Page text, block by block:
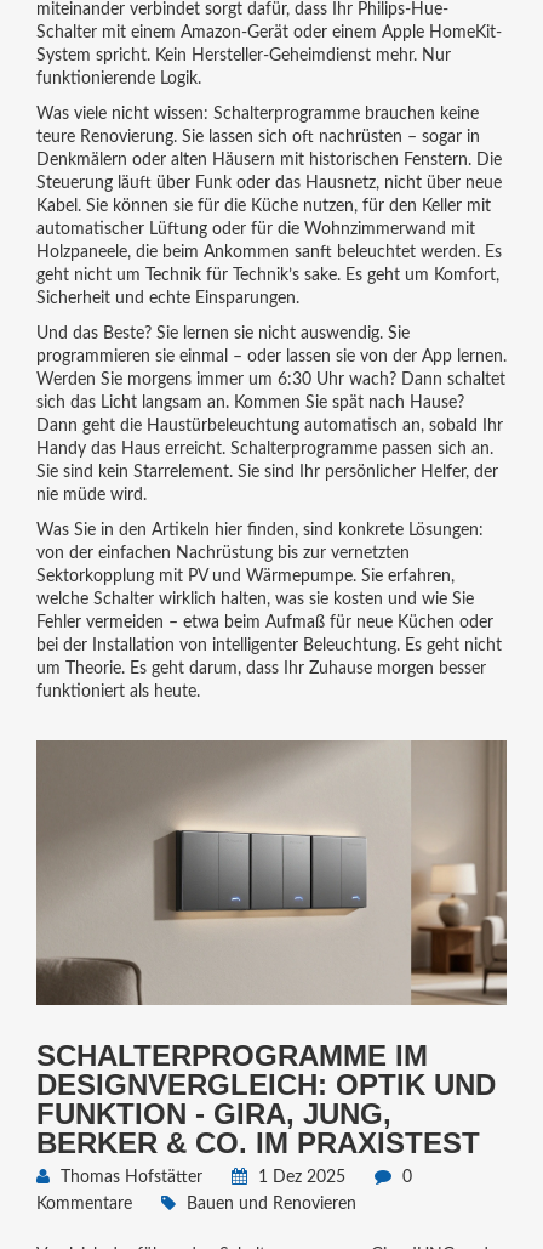
miteinander verbindetsorgt dafür, dass Ihr Philips-Hue-
Schalter mit einem Amazon-Gerät oder einem Apple HomeKit-
System spricht. Kein Hersteller-Geheimdienst mehr. Nur
funktionierende Logik.
Was viele nicht wissen: Schalterprogramme brauchen keine
teure Renovierung. Sie lassen sich oft nachrüsten – sogar in
Denkmälern oder alten Häusern mit historischen Fenstern. Die
Steuerung läuft über Funk oder das Hausnetz, nicht über neue
Kabel. Sie können sie für die Küche nutzen, für den Keller mit
automatischer Lüftung oder für die Wohnzimmerwand mit
Holzpaneele, die beim Ankommen sanft beleuchtet werden. Es
geht nicht um Technik für Technik’s sake. Es geht um Komfort,
Sicherheit und echte Einsparungen.
Und das Beste? Sie lernen sie nicht auswendig. Sie
programmieren sie einmal – oder lassen sie von der App lernen.
Werden Sie morgens immer um 6:30 Uhr wach? Dann schaltet
sich das Licht langsam an. Kommen Sie spät nach Hause?
Dann geht die Haustürbeleuchtung automatisch an, sobald Ihr
Handy das Haus erreicht. Schalterprogramme passen sich an.
Sie sind kein Starrelement. Sie sind Ihr persönlicher Helfer, der
nie müde wird.
Was Sie in den Artikeln hier finden, sind konkrete Lösungen:
von der einfachen Nachrüstung bis zur vernetzten
Sektorkopplung mit PV und Wärmepumpe. Sie erfahren,
welche Schalter wirklich halten, was sie kosten und wie Sie
Fehler vermeiden – etwa beim Aufmaß für neue Küchen oder
bei der Installation von intelligenter Beleuchtung. Es geht nicht
um Theorie. Es geht darum, dass Ihr Zuhause morgen besser
funktioniert als heute.
SCHALTERPROGRAMME IM
DESIGNVERGLEICH: OPTIK UND
FUNKTION - GIRA, JUNG,
BERKER & CO. IM PRAXISTEST
Thomas Hofstätter 1 Dez 2025
0
Kommentare
Bauen und Renovieren